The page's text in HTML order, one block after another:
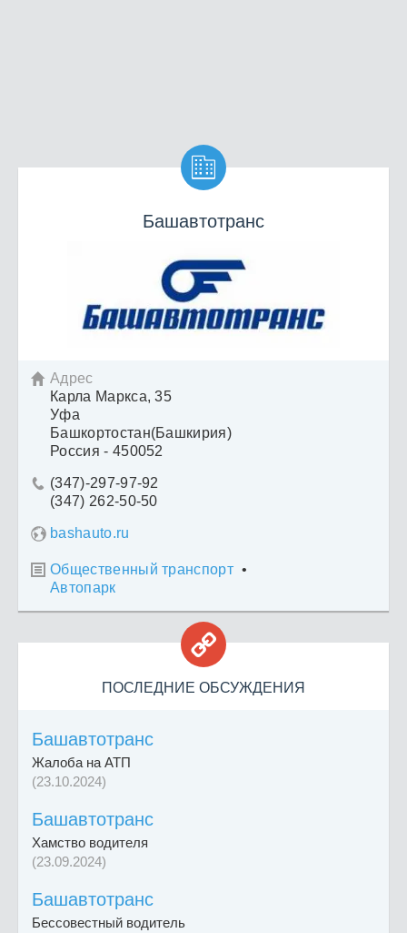

Башавтотранс
 Адрес
Карла Маркса, 35
Уфа
Башкортостан(Башкирия)
Россия - 450052
 (347)-297-97-92
(347) 262-50-50
bashauto.ru
 Общественный транспорт •
Автопарк

ПОСЛЕДНИЕ ОБСУЖДЕНИЯ
Башавтотранс
Жалоба на АТП
(23.10.2024)
Башавтотранс
Хамство водителя
(23.09.2024)
Башавтотранс
Бессовестный водитель